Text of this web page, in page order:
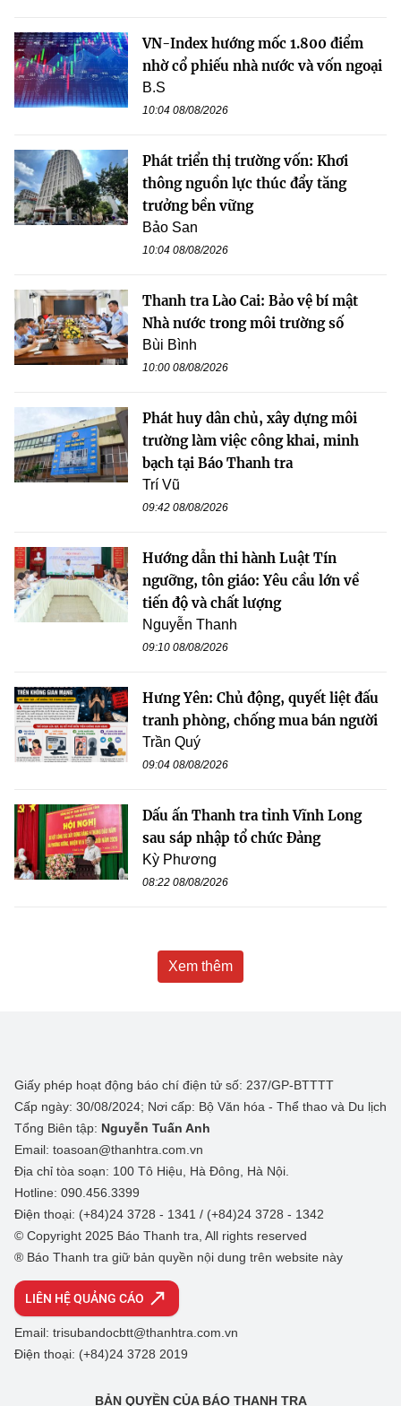
VN-Index hướng mốc 1.800 điểm
nhờ cổ phiếu nhà nước và vốn ngoại
B.S
10:04 08/08/2026
Phát triển thị trường vốn: Khơi
thông nguồn lực thúc đẩy tăng
trưởng bền vững
Bảo San
10:04 08/08/2026
Thanh tra Lào Cai: Bảo vệ bí mật
Nhà nước trong môi trường số
Bùi Bình
10:00 08/08/2026
Phát huy dân chủ, xây dựng môi
trường làm việc công khai, minh
bạch tại Báo Thanh tra
Trí Vũ
09:42 08/08/2026
Hướng dẫn thi hành Luật Tín
ngưỡng, tôn giáo: Yêu cầu lớn về
tiến độ và chất lượng
Nguyễn Thanh
09:10 08/08/2026
Hưng Yên: Chủ động, quyết liệt đấu
tranh phòng, chống mua bán người
Trần Quý
09:04 08/08/2026
Dấu ấn Thanh tra tỉnh Vĩnh Long
sau sáp nhập tổ chức Đảng
Kỳ Phương
08:22 08/08/2026
Xem thêm
Giấy phép hoạt động báo chí điện tử số: 237/GP-BTTTT
Cấp ngày: 30/08/2024; Nơi cấp: Bộ Văn hóa - Thể thao và Du lịch
Tổng Biên tập: Nguyễn Tuấn Anh
Email: toasoan@thanhtra.com.vn
Địa chỉ tòa soạn: 100 Tô Hiệu, Hà Đông, Hà Nội.
Hotline: 090.456.3399
Điện thoại: (+84)24 3728 - 1341 / (+84)24 3728 - 1342
© Copyright 2025 Báo Thanh tra, All rights reserved
® Báo Thanh tra giữ bản quyền nội dung trên website này
LIÊN HỆ QUẢNG CÁO
Email: trisubandocbtt@thanhtra.com.vn
Điện thoại: (+84)24 3728 2019
BẢN QUYỀN CỦA BÁO THANH TRA